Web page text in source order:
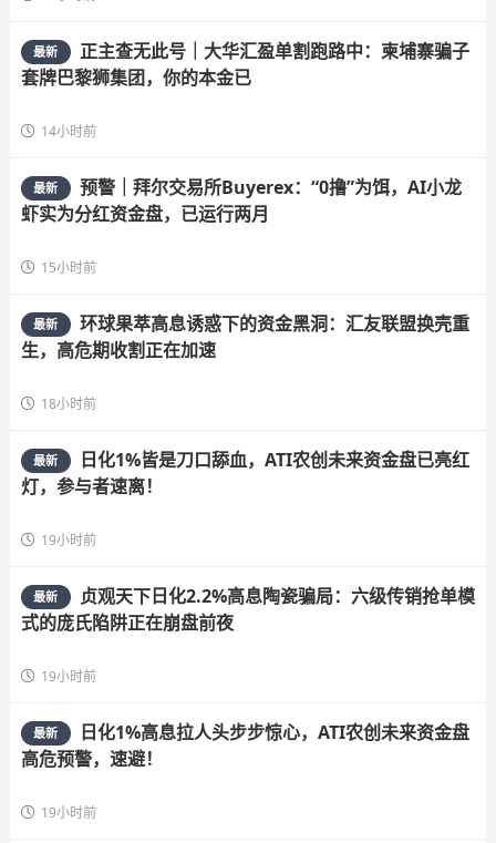
最新
正主查无此号｜大华汇盈单割跑路中：柬埔寨骗子
套牌巴黎狮集团，你的本金已
14小时前
最新
预警｜拜尔交易所Buyerex：“0撸”为饵，AI小龙
虾实为分红资金盘，已运行两月
15小时前
最新
环球果萃高息诱惑下的资金黑洞：汇友联盟换壳重
生，高危期收割正在加速
18小时前
最新
日化1%皆是刀口舔血，ATI农创未来资金盘已亮红
灯，参与者速离！
19小时前
最新
贞观天下日化2.2%高息陶瓷骗局：六级传销抢单模
式的庞氏陷阱正在崩盘前夜
19小时前
最新
日化1%高息拉人头步步惊心，ATI农创未来资金盘
高危预警，速避！
19小时前